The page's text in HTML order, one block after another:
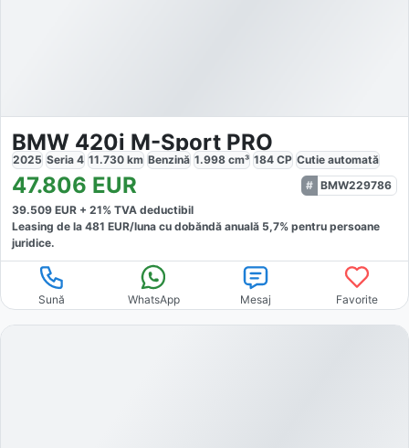
BMW 420i M-Sport PRO
2025 Seria 4 11.730 km Benzină 1.998 cm³ 184 CP Cutie automată
47.806 EUR
BMW229786
39.509 EUR + 21% TVA deductibil
Leasing de la 481 EUR/luna cu dobăndă anuală 5,7% pentru persoane
juridice.
Sună WhatsApp Mesaj Favorite